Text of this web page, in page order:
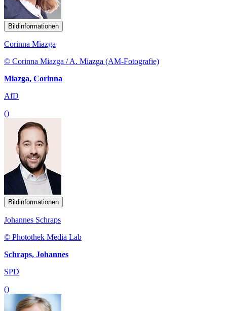
Bildinformationen
Corinna Miazga
© Corinna Miazga / A. Miazga (AM-Fotografie)
Miazga, Corinna
AfD
()
Bildinformationen
Johannes Schraps
© Photothek Media Lab
Schraps, Johannes
SPD
()